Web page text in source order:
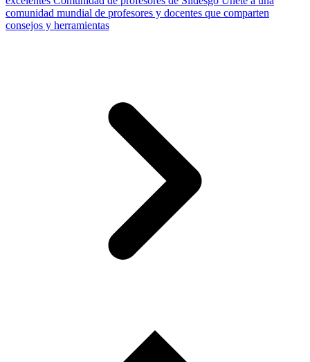
comunidad mundial de profesores y docentes que comparten
consejos y herramientas